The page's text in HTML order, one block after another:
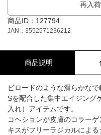
再入
商品ID：127794
JAN：3552571236212
商品説明
ビロードのような滑らかな
Sを配合した集中エイジング
入れ）アイテムです。
コヘションが皮膚のコラー
キスがフリーラジカルによ